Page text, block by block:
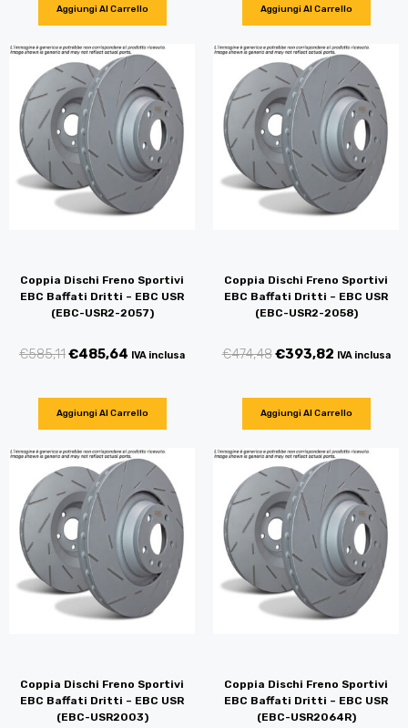
Aggiungi Al Carrello Aggiungi Al Carrello
Coppia Dischi Freno Sportivi
EBC Baffati Dritti – EBC USR
(EBC-USR2-2057)
€585,11€485,64 IVA inclusa
Aggiungi Al Carrello
Coppia Dischi Freno Sportivi
EBC Baffati Dritti – EBC USR
(EBC-USR2-2058)
€474,48€393,82 IVA inclusa
Aggiungi Al Carrello
Coppia Dischi Freno Sportivi
EBC Baffati Dritti – EBC USR
(EBC-USR2003)
Coppia Dischi Freno Sportivi
EBC Baffati Dritti – EBC USR
(EBC-USR2064R)